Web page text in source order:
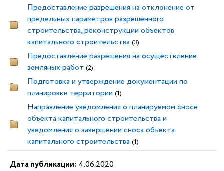
Предоставление разрешения на отклонение от
предельных параметров разрешенного
строительства, реконструкции объектов
капитального строительства (3)
Предоставление разрешения на осуществление
земляных работ (2)
Подготовка и утверждение документации по
планировке территории (1)
Направление уведомления о планируемом сносе
объекта капитального строительства и
уведомления о завершении сноса объекта
капитального строительства (1)
Дата публикации: 4.06.2020